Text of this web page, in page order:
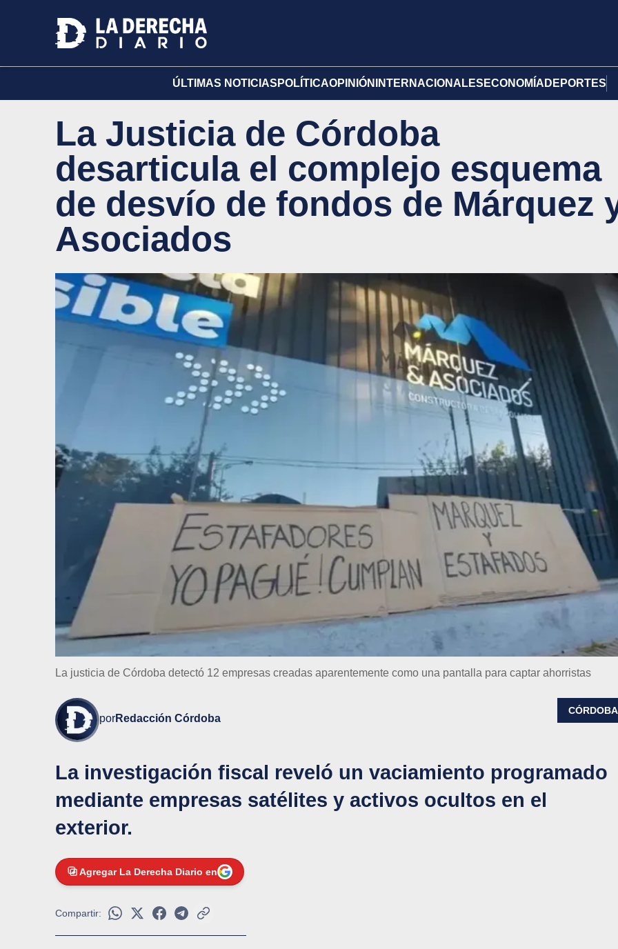
ÚLTIMAS NOTICIAS POLÍTICAOPINIÓN INTERNACIONALES ECONOMÍA DEPORTES
La Justicia de Córdoba
desarticula el complejo esquema
de desvío de fondos de Márquez
Asociados
La justicia de Córdoba detectó 12 empresas creadas aparentemente como una pantalla para captar ahorristas
porRedacción Córdoba
CÓRDOBA
La investigación fiscal reveló un vaciamiento programado
mediante empresas satélites y activos ocultos en el
exterior.
Agregar La Derecha Diario en
Compartir: